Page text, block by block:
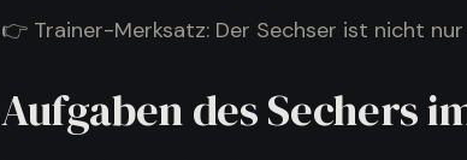
👉 Trainer-Merksatz: Der Sechser ist nicht
Aufgaben des Sechers